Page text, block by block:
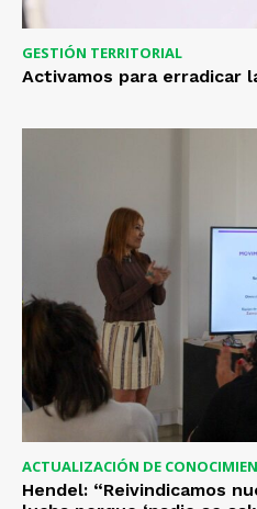
GESTIÓN TERRITORIAL
Activamos para erradicar
ACTUALIZACIÓN DE
Hendel: “Reivindicamos